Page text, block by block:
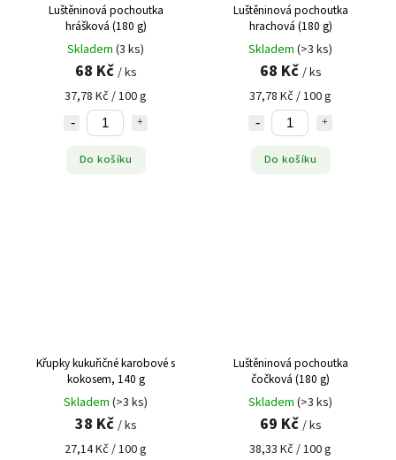
Luštěninová pochoutka
hrášková (180 g)
Skladem (3 ks)
68 Kč / ks
37,78 Kč / 100 g
Do košíku
Luštěninová pochoutka
hrachová (180 g)
Skladem (>3 ks)
68 Kč / ks
37,78 Kč / 100 g
Do košíku
Křupky kukuřičné karobové s
kokosem, 140 g
Skladem (>3 ks)
38 Kč / ks
27,14 Kč / 100 g
Luštěninová pochoutka
čočková (180 g)
Skladem (>3 ks)
69 Kč / ks
38,33 Kč / 100 g